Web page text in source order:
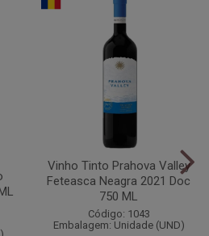
Vinho Tinto Prahova Valley
Feteasca Neagra 2021 Doc
750 ML
Código: 1043
Embalagem: Unidade (UND)